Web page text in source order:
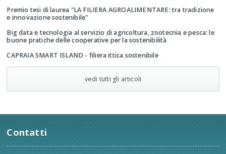
Premio tesi di laurea "LA FILIERA AGROALIMENTARE: tra tradizione
e innovazione sostenibile"
Big data e tecnologia al servizio di agricoltura, zootecnia e pesca: le
buone pratiche delle cooperative per la sostenibilità
CAPRAIA SMART ISLAND - filiera ittica sostenibile
vedi tutti gli articoli
Contatti